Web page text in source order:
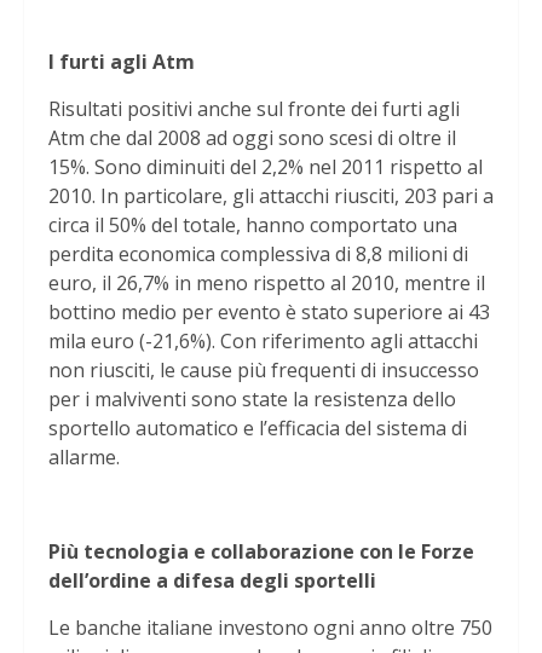
I furti agli Atm
Risultati positivi anche sul fronte dei furti agli
Atm che dal 2008 ad oggi sono scesi di oltre il
15%. Sono diminuiti del 2,2% nel 2011 rispetto al
2010. In particolare, gli attacchi riusciti, 203 pari a
circa il 50% del totale, hanno comportato una
perdita economica complessiva di 8,8 milioni di
euro, il 26,7% in meno rispetto al 2010, mentre il
bottino medio per evento è stato superiore ai 43
mila euro (-21,6%). Con riferimento agli attacchi
non riusciti, le cause più frequenti di insuccesso
per i malviventi sono state la resistenza dello
sportello automatico e l’efficacia del sistema di
allarme.
Più tecnologia e collaborazione con le Forze
dell’ordine a difesa degli sportelli
Le banche italiane investono ogni anno oltre 750